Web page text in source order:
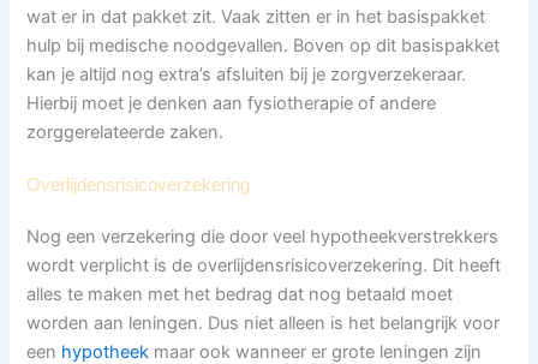
wat er in dat pakket zit. Vaak zitten er in het basispakket
hulp bij medische noodgevallen. Boven op dit basispakket
kan je altijd nog extra’s afsluiten bij je zorgverzekeraar.
Hierbij moet je denken aan fysiotherapie of andere
zorggerelateerde zaken.
Overlijdensrisicoverzekering
Nog een verzekering die door veel hypotheekverstrekkers
wordt verplicht is de overlijdensrisicoverzekering. Dit heeft
alles te maken met het bedrag dat nog betaald moet
worden aan leningen. Dus niet alleen is het belangrijk voor
een hypotheek maar ook wanneer er grote leningen zijn